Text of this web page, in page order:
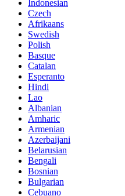
Indonesian
Czech
Afrikaans
Swedish
Polish
Basque
Catalan
Esperanto
Hindi
Lao
Albanian
Amharic
Armenian
Azerbaijani
Belarusian
Bengali
Bosnian
Bulgarian
Cebuano